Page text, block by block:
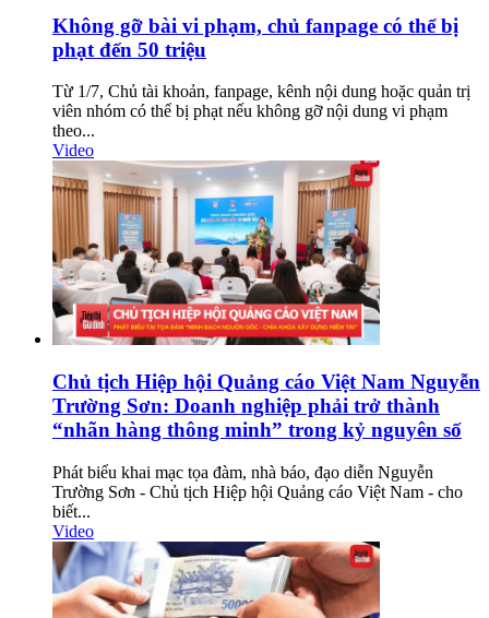
Không gỡ bài vi phạm, chủ fanpage có thể bị
phạt đến 50 triệu
Từ 1/7, Chủ tài khoản, fanpage, kênh nội dung hoặc quản trị
viên nhóm có thể bị phạt nếu không gỡ nội dung vi phạm
theo...
Video
Chủ tịch Hiệp hội Quảng cáo Việt Nam Nguyễn
Trường Sơn: Doanh nghiệp phải trở thành
“nhãn hàng thông minh” trong kỷ nguyên số
Phát biểu khai mạc tọa đàm, nhà báo, đạo diễn Nguyễn
Trường Sơn - Chủ tịch Hiệp hội Quảng cáo Việt Nam - cho
biết...
Video